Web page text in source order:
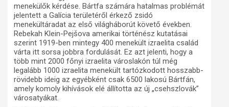
menekülők kérdése. Bártfa számára hatalmas problémát
jelentett a Galícia területéről érkező zsidó
menekültáradat az első világháborút követő években.
Rebekah Klein-Pejšova amerikai történész kutatásai
szerint 1919-ben mintegy 400 menekült izraelita család
várta itt sorsa jobbra fordulását. Ez azt jelenti, hogy a
több mint 2000 főnyi izraelita városlakón túl még
legalább 1000 izraelita menekült tartózkodott hosszabb-
rövidebb ideig az egyébként csak 6500 lakosú Bártfán,
amely komoly kihívások elé állította az új „csehszlovák”
városatyákat.